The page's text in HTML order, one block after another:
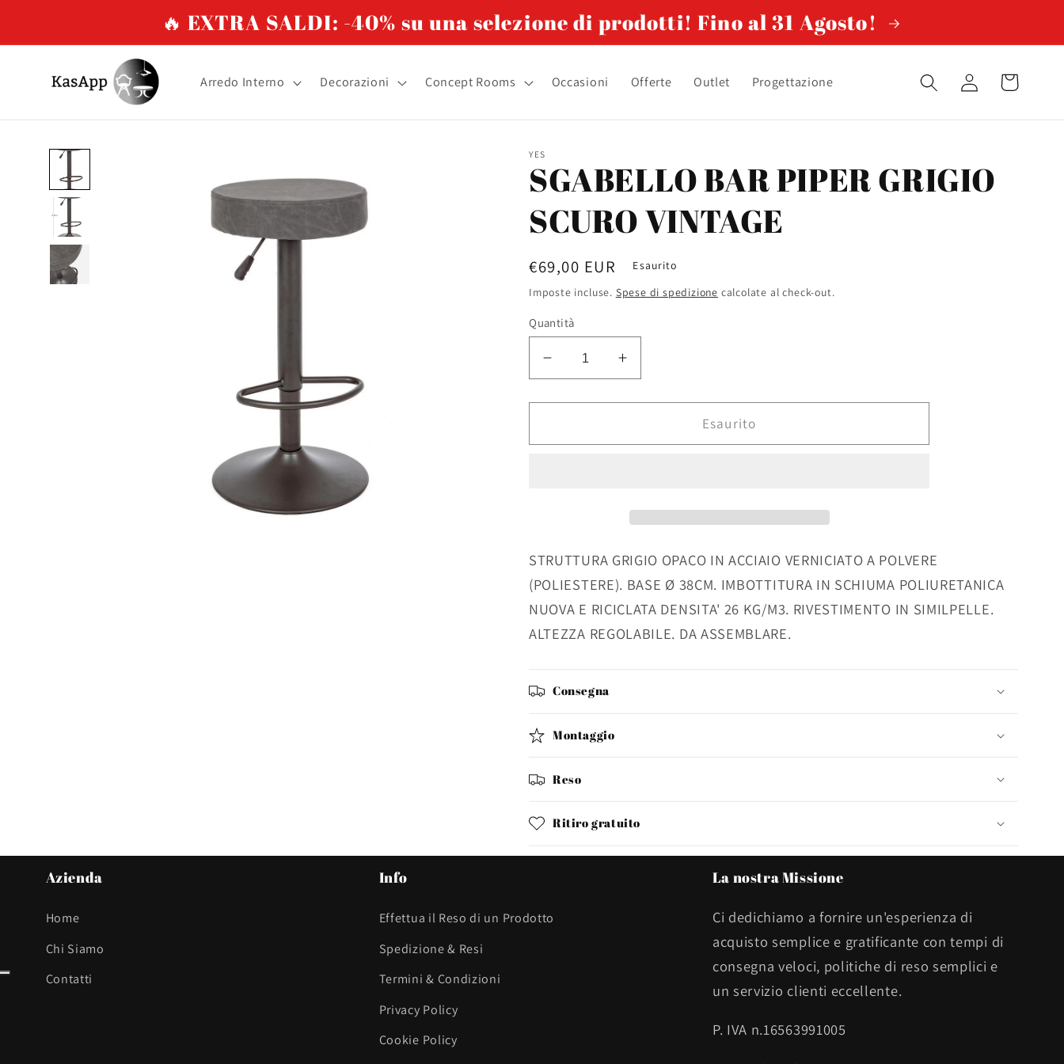
🔥 EXTRA SALDI: -40% su una selezione di prodotti! Fino al 31 Agosto!
Arredo Interno Decorazioni Concept Rooms Occasioni Offerte Outlet Progettazione Accedi Carrello
YES
SGABELLO BAR PIPER GRIGIO
SCURO VINTAGE
Prezzo
di
listino
€69,00 EUR
Esaurito
Imposte incluse. Spese di spedizione calcolate al check-out.
Quantità
Diminuisci
quantità
per
BAR
Aumenta
quantità
per
SGABELLO
BAR
Esaurito
STRUTTURA GRIGIO OPACO IN ACCIAIO VERNICIATO A POLVERE
(POLIESTERE). BASE Ø 38CM. IMBOTTITURA IN SCHIUMA POLIURETANICA
NUOVA E RICICLATA DENSITA' 26 KG/M3. RIVESTIMENTO IN SIMILPELLE.
ALTEZZA REGOLABILE. DA ASSEMBLARE.
Consegna
Montaggio
Reso
Ritiro gratuito
Azienda
Home
Chi Siamo
Contatti
Info
Effettua il Reso di un Prodotto
Spedizione & Resi
Termini & Condizioni
Privacy Policy
Cookie Policy
La nostra Missione
Ci dedichiamo a fornire un'esperienza di
acquisto semplice e gratificante con tempi di
consegna veloci, politiche di reso semplici e
un servizio clienti eccellente.
P. IVA n.16563991005